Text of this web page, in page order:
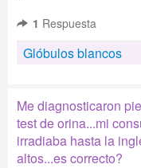
1 Respuesta
Glóbulos blancos
Me diagnosticaron
test de orina...mi
irradiaba hasta la
altos...es correcto?